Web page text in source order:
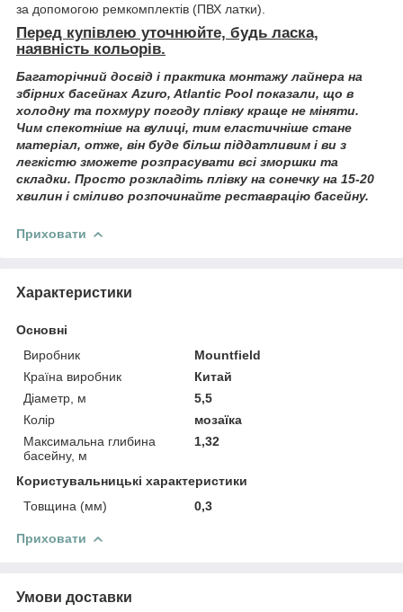
за допомогою ремкомплектів (ПВХ латки).
Перед купівлею уточнюйте, будь ласка,
наявність кольорів.
Багаторічний досвід і практика монтажу лайнера на
збірних басейнах Azuro, Atlantic Pool показали, що в
холодну та похмуру погоду плівку краще не міняти.
Чим спекотніше на вулиці, тим еластичніше стане
матеріал, отже, він буде більш піддатливим і ви з
легкістю зможете розпрасувати всі зморшки та
складки. Просто розкладіть плівку на сонечку на 15-20
хвилин і сміливо розпочинайте реставрацію басейну.
Приховати
Характеристики
Основні
Виробник
Mountfield
Країна виробник
Китай
Діаметр, м
5,5
Колір
мозаїка
Максимальна глибина
басейну, м
1,32
Користувальницькі характеристики
Товщина (мм)
0,3
Приховати
Умови доставки